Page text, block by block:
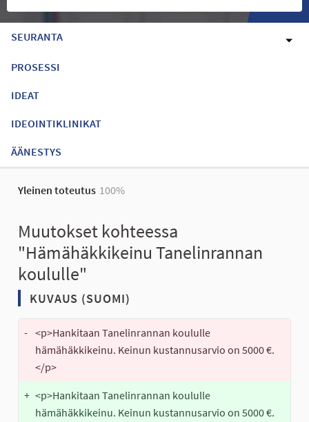
SEURANTA
PROSESSI
IDEAT
IDEOINTIKLINIKAT
ÄÄNESTYS
Yleinen toteutus 100%
Muutokset kohteessa
"Hämähäkkikeinu Tanelinrannan
koululle"
KUVAUS (SUOMI)
- <p>Hankitaan Tanelinrannan koululle
hämähäkkikeinu. Keinun kustannusarvio on 5000 €.
</p>
+ <p>Hankitaan Tanelinrannan koululle
hämähäkkikeinu. Keinun kustannusarvio on 5000 €.